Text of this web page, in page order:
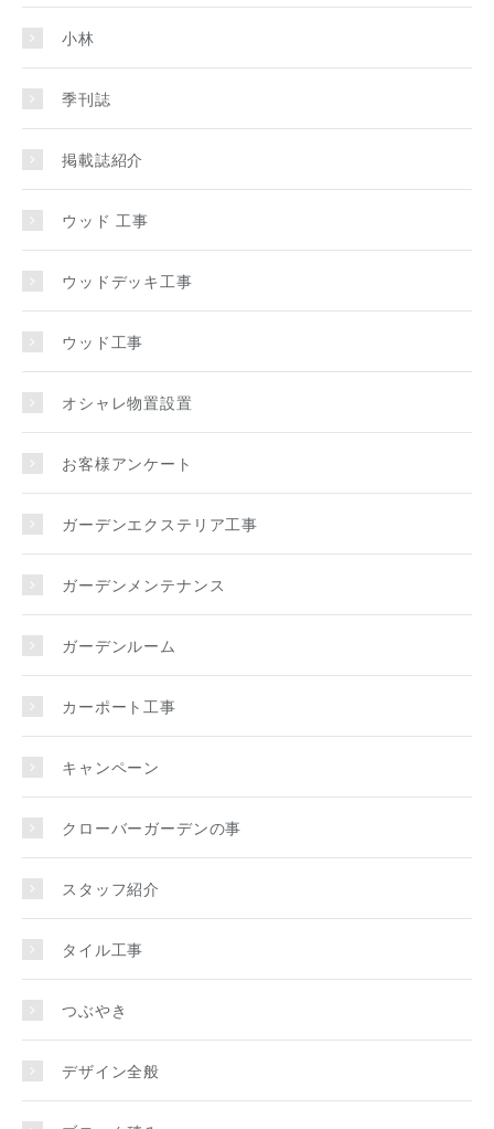
小林
季刊誌
掲載誌紹介
ウッド 工事
ウッドデッキ工事
ウッド工事
オシャレ物置設置
お客様アンケート
ガーデンエクステリア工事
ガーデンメンテナンス
ガーデンルーム
カーポート工事
キャンペーン
クローバーガーデンの事
スタッフ紹介
タイル工事
つぶやき
デザイン全般